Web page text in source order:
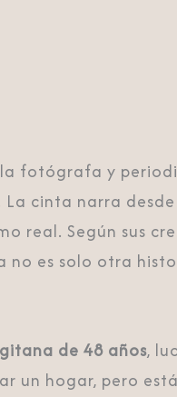
fotógrafa y
La cinta narra
real. Según sus
es solo otra
gitana de 48 años,
un hogar, pero